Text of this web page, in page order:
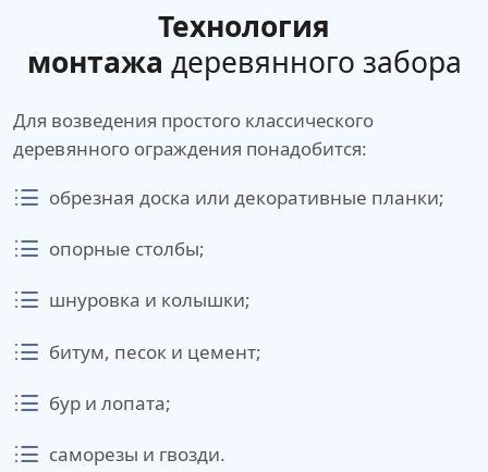
Технология
монтажа деревянного забора
Для возведения простого классического
деревянного ограждения понадобится:
обрезная доска или декоративные планки;
опорные столбы;
шнуровка и колышки;
битум, песок и цемент;
бур и лопата;
саморезы и гвозди.